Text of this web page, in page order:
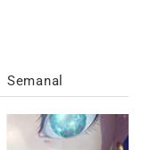
Semanal